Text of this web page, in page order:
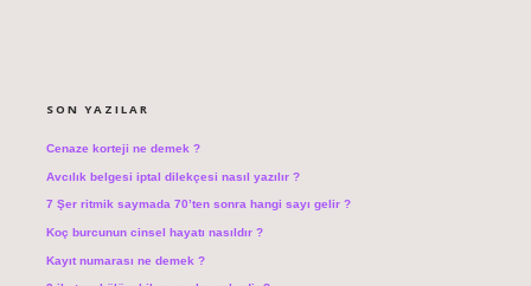
SON YAZILAR
Cenaze korteji ne demek ?
Avcılık belgesi iptal dilekçesi nasıl yazılır ?
7 Şer ritmik saymada 70’ten sonra hangi sayı gelir ?
Koç burcunun cinsel hayatı nasıldır ?
Kayıt numarası ne demek ?